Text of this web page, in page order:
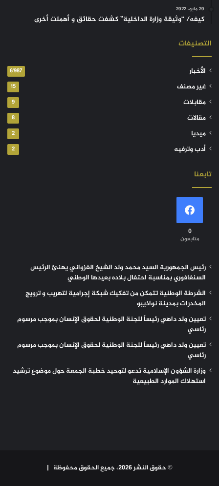
20 مايو، 2022
كيفه/ “وثيقة وزارة الداخلية” كشفت حقائق و أهملت أخرى
التصنيفات
الأخبار 6٬987
غير مصنف 15
مقابلات 9
مقالات 8
ميديا 2
أدب وترفيه 2
تابعنا
0
متابعون
رئيس الجمهورية السيد محمد ولد الشيخ الغزواني يهنئ الرئيس
السنغافوري بمناسبة احتفال بلاده بعيدها الوطني
الشرطة الوطنية تتمكن من تفكيك شبكة إجرامية لتهريب و ترويج
المخدرات بمدينة نواذيبو
تعيين ولد داهي رئيساً للجنة الوطنية لحقوق الإنسان بموجب مرسوم
رئاسي
تعيين ولد داهي رئيساً للجنة الوطنية لحقوق الإنسان بموجب مرسوم
رئاسي
وزارة الشؤون الإسلامية تدعو لتوحيد خطبة الجمعة حول موضوع ترشيد
استهلاك الموارد الطبيعية
© حقوق النشر 2026، جميع الحقوق محفوظة |